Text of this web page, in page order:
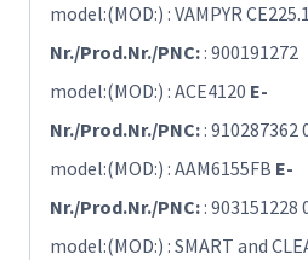
model:(MOD:) : VAMPYR CE225.1
Nr./Prod.Nr./PNC:: 900191272
model:(MOD:) : ACE4120 E-
Nr./Prod.Nr./PNC:: 910287362
model:(MOD:) : AAM6155FB E-
Nr./Prod.Nr./PNC:: 903151228
model:(MOD:) : SMART and